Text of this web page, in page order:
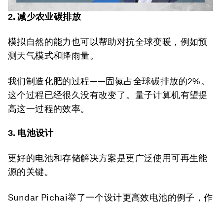
2. 减少农业碳排放
模拟自然的能力也可以帮助对抗全球变暖，例如预
测天气模式和降雨量。
我们制造化肥的过程——固氮占全球碳排放的2%。
这个过程已经很久没有改变了。量子计算机有望提
高这一过程的效率。
3. 电池设计
更好的电池和存储解决方案是更广泛使用可再生能
源的关键。
Sundar Pichai举了一个设计更高效电池的例子，作